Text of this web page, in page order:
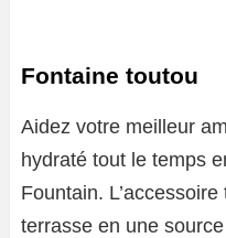
Fontaine toutou
Aidez votre meilleur
hydraté tout le temps
Fountain.
terrasse en une